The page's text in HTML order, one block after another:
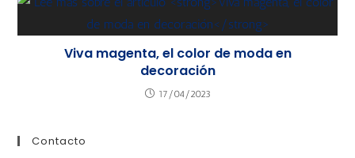
Viva magenta, el color de moda en
decoración
17/04/2023
Contacto